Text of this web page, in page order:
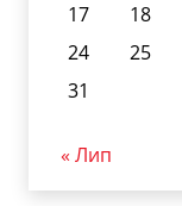
17
18
24
25
31
« Лип